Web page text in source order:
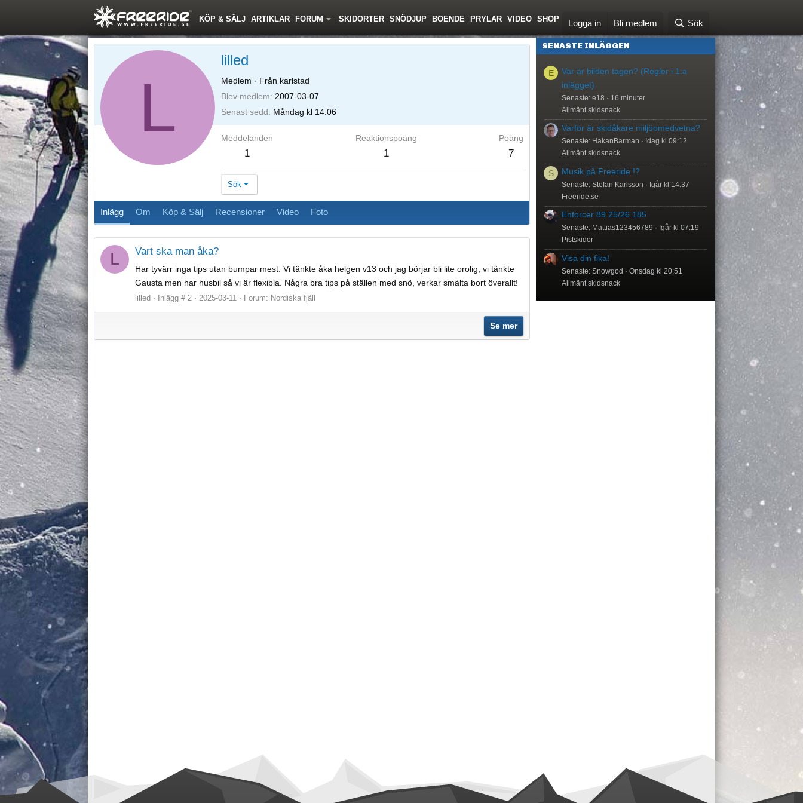
KÖP & SÄLJ ARTIKLAR FORUM SKIDORTER SNÖDJUP BOENDE PRYLAR VIDEO SHOP Logga in Bli medlem Sök
L
lilled
Medlem · Från karlstad
Blev medlem
2007-03-07
Senast sedd
Måndag kl 14:06
Meddelanden
1
Reaktionspoäng
1
Poäng
7
Sök
Inlägg Om Köp & Sälj Recensioner Video Foto
L Vart ska man åka?
Har tyvärr inga tips utan bumpar mest. Vi tänkte åka helgen v13 och jag börjar bli lite orolig, vi tänkte
Gausta men har husbil så vi är flexibla. Några bra tips på ställen med snö, verkar smälta bort överallt!
lilled Inlägg # 2 2025-03-11 Forum: Nordiska fjäll
Se mer
SENASTE INLÄGGEN
E
Var är bilden tagen? (Regler i 1:a
inlägget)
Senaste: e18
16 minuter
Allmänt skidsnack
Varför är skidåkare miljöomedvetna?
Senaste: HakanBarman
Idag kl 09:12
Allmänt skidsnack
S Musik på Freeride !?
Senaste: Stefan Karlsson
Igår kl 14:37
Freeride.se
Enforcer 89 25/26 185
Senaste: Mattias123456789
Igår kl 07:19
Pistskidor
Visa din fika!
Senaste: Snowgod
Onsdag kl 20:51
Allmänt skidsnack